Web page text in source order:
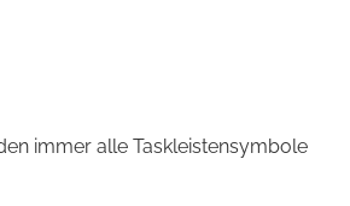
immer alle Taskleistensymbole